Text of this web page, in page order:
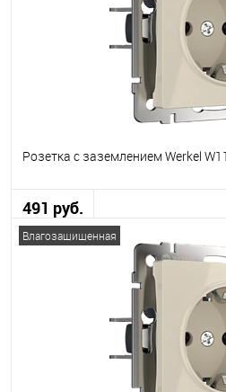
Розетка с заземлением Werkel
491 руб.
Влагозащищенная